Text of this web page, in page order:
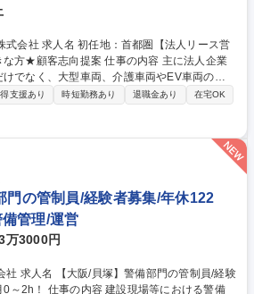
【法人リース営
案 仕事の内容 主に法人企業
でなく、大型車両、介護車両やEV車両のリ
てオートリースの法人営業をご担当いただきま
案営業：最適なリースシステムの設計・提案
フォロー、契約継続の商談※三菱グループを始
ます。入社後は原則として既存の顧客を担当
す。 募集職種 初任地：首都圏
導入★車が好きな方★顧客志向提案
支援あり 時短勤務あり 退職金あり
在宅OK
門の管制員/経験者募集/年休122
管理/運営
万3000円
/経験
等における警備